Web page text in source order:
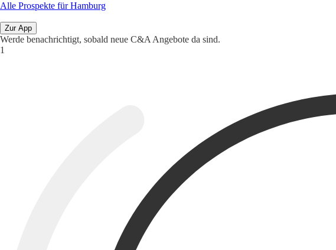
Alle Prospekte für Hamburg
Zur App
Werde benachrichtigt, sobald neue C&A Angebote da sind.